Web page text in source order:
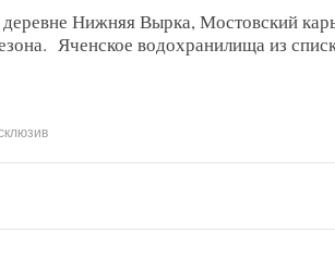
Нижняя Вырка, Мостовский
Яченское водохранилища из